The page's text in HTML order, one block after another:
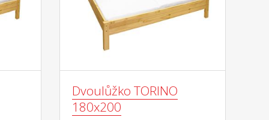
Dvoulůžko TORINO
180x200